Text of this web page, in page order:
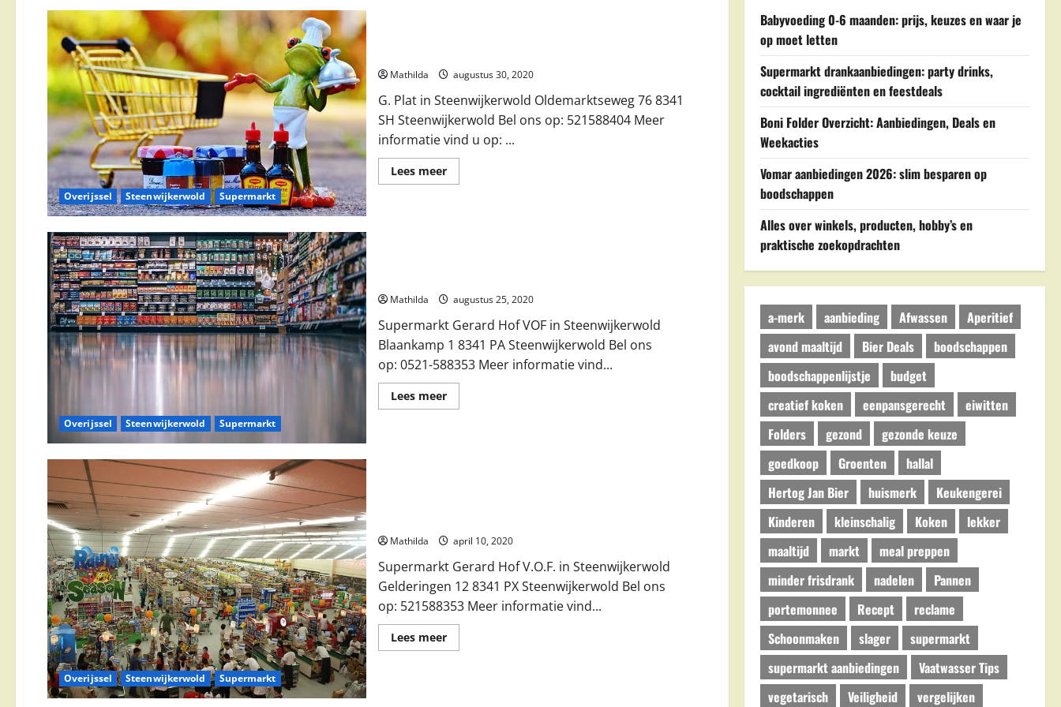
Overijssel Steenwijkerwold Supermarkt
Mathilda augustus 30, 2020
G. Plat in Steenwijkerwold Oldemarktseweg 76 8341
SH Steenwijkerwold Bel ons op: 521588404 Meer
informatie vind u op: ...
Lees meerLees
meer
Overijssel Steenwijkerwold Supermarkt
Mathilda augustus 25, 2020
Supermarkt Gerard Hof VOF in Steenwijkerwold
Blaankamp 1 8341 PA Steenwijkerwold Bel ons
op: 0521-588353 Meer informatie vind...
Lees meerLees
meer
Overijssel Steenwijkerwold Supermarkt
Mathilda april 10, 2020
Supermarkt Gerard Hof V.O.F. in Steenwijkerwold
Gelderingen 12 8341 PX Steenwijkerwold Bel ons
op: 521588353 Meer informatie vind...
Lees meerLees
meer
Babyvoeding 0-6 maanden: prijs, keuzes en waar je
op moet letten
Supermarkt drankaanbiedingen: party drinks,
cocktail ingrediënten en feestdeals
Boni Folder Overzicht: Aanbiedingen, Deals en
Weekacties
Vomar aanbiedingen 2026: slim besparen op
boodschappen
Alles over winkels, producten, hobby’s en
praktische zoekopdrachten
a-merk aanbieding Afwassen
Aperitief
avond maaltijd
Bier Deals
boodschappen
boodschappenlijstje
budget
creatief koken
eenpansgerecht
eiwitten
Folders
gezond
gezonde keuze
goedkoop
Groenten
hallal
Hertog Jan Bier
huismerk
Keukengerei
Kinderen
kleinschalig Koken
lekker
maaltijd
markt
meal preppen
minder frisdrank
nadelen
Pannen
portemonnee
Recept
reclame
Schoonmaken
slager
supermarkt
supermarkt aanbiedingen
Vaatwasser Tips
vegetarisch
Veiligheid
vergelijken